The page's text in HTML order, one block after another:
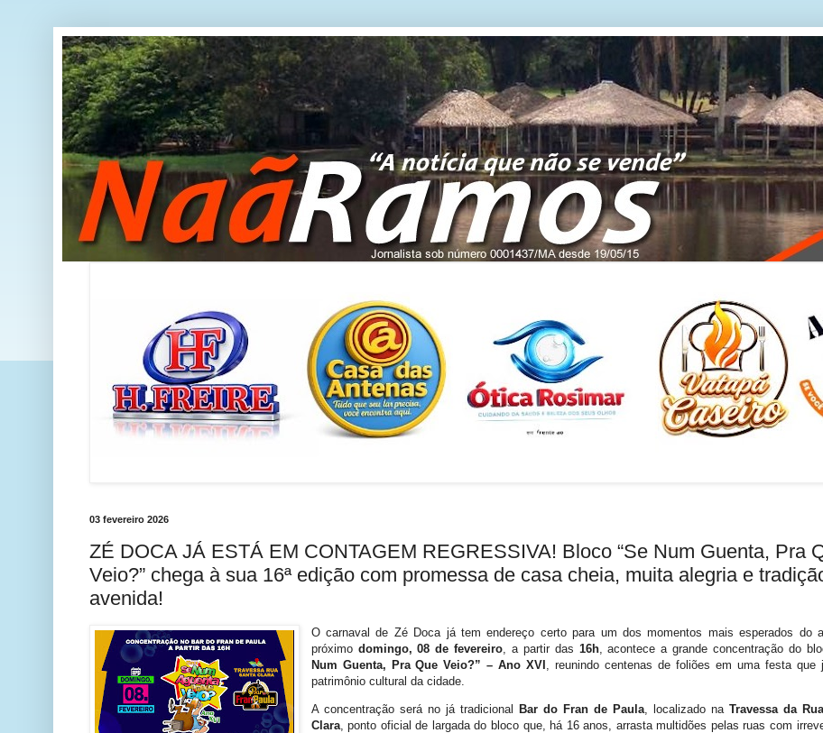
03 fevereiro 2026
ZÉ DOCA JÁ ESTÁ EM CONTAGEM REGRESSIVA! Bloco “Se Num Guenta, Pra
Veio?” chega à sua 16ª edição com promessa de casa cheia, muita alegria e
avenida!
O carnaval de Zé Doca já tem endereço certo para um dos momentos mais esperados do
próximo domingo, 08 de fevereiro , a partir das 16h, acontece a grande concentração do
Num Guenta, Pra Que Veio?” – Ano XVI , reunindo centenas de foliões em uma festa que
patrimônio cultural da cidade.
A concentração será no já tradicional Bar do Fran de Paula, localizado na Travessa da
Clara, ponto oficial de largada do bloco que, há 16 anos, arrasta multidões pelas ruas com